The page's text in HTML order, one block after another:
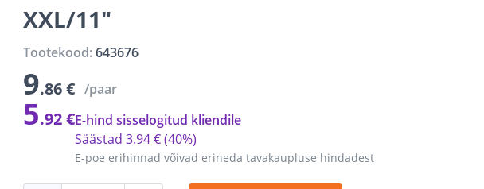
XXL/11"
Tootekood:643676
9.86 € /paar
5.92 €
E-poe erihinnad võivad erineda tavakaupluse hindadest
Säästad 3.94 €(40%)
E-hind sisselogitud kliendile